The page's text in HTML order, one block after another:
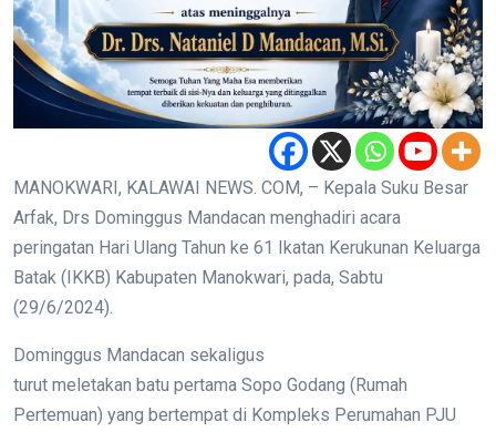
MANOKWARI, KALAWAI NEWS. COM, – Kepala Suku Besar
Arfak, Drs Dominggus Mandacan menghadiri acara
peringatan Hari Ulang Tahun ke 61 Ikatan Kerukunan Keluarga
Batak (IKKB) Kabupaten Manokwari, pada, Sabtu
(29/6/2024).
Dominggus Mandacan sekaligus
turut meletakan batu pertama Sopo Godang (Rumah
Pertemuan) yang bertempat di Kompleks Perumahan PJU